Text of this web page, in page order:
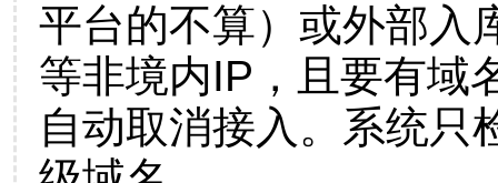
平台的不算）或外部入
等非境内IP，且要有域
自动取消接入。系统只